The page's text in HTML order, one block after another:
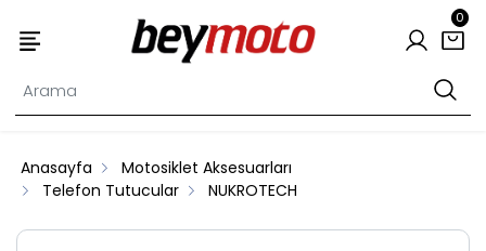
0
Anasayfa
Motosiklet Aksesuarları
Telefon Tutucular
NUKROTECH